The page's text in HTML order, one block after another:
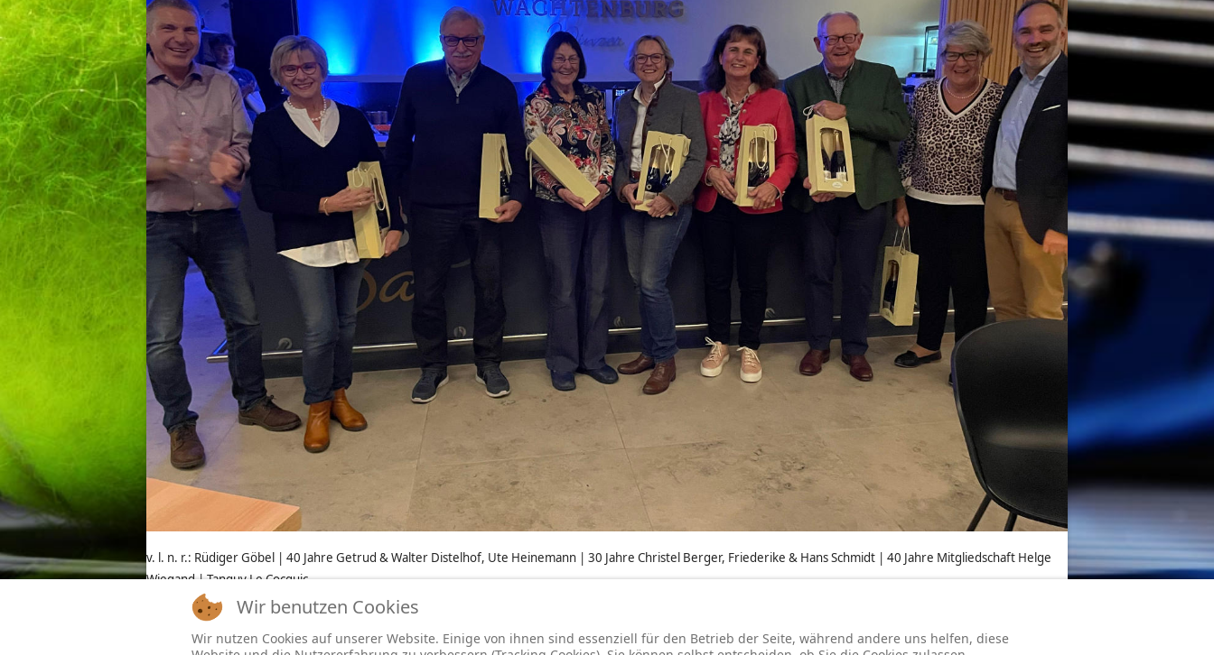
v. l. n. r.: Rüdiger Göbel | 40 Jahre Getrud & Walter Distelhof, Ute Heinemann | 30 Jahre Christel Berger, Friederike & Hans Schmidt | 40 Jahre Mitgliedschaft Helge
Wiegand | Tanguy Le Cocguic.
Ein herzliches Dankeschön geht an die Mitglieder und das Unfassbar-Team für diesen gelungenen Abend.
Wir benutzen Cookies
Wir nutzen Cookies auf unserer Website. Einige von ihnen sind essenziell für den Betrieb der Seite, während andere uns helfen, diese